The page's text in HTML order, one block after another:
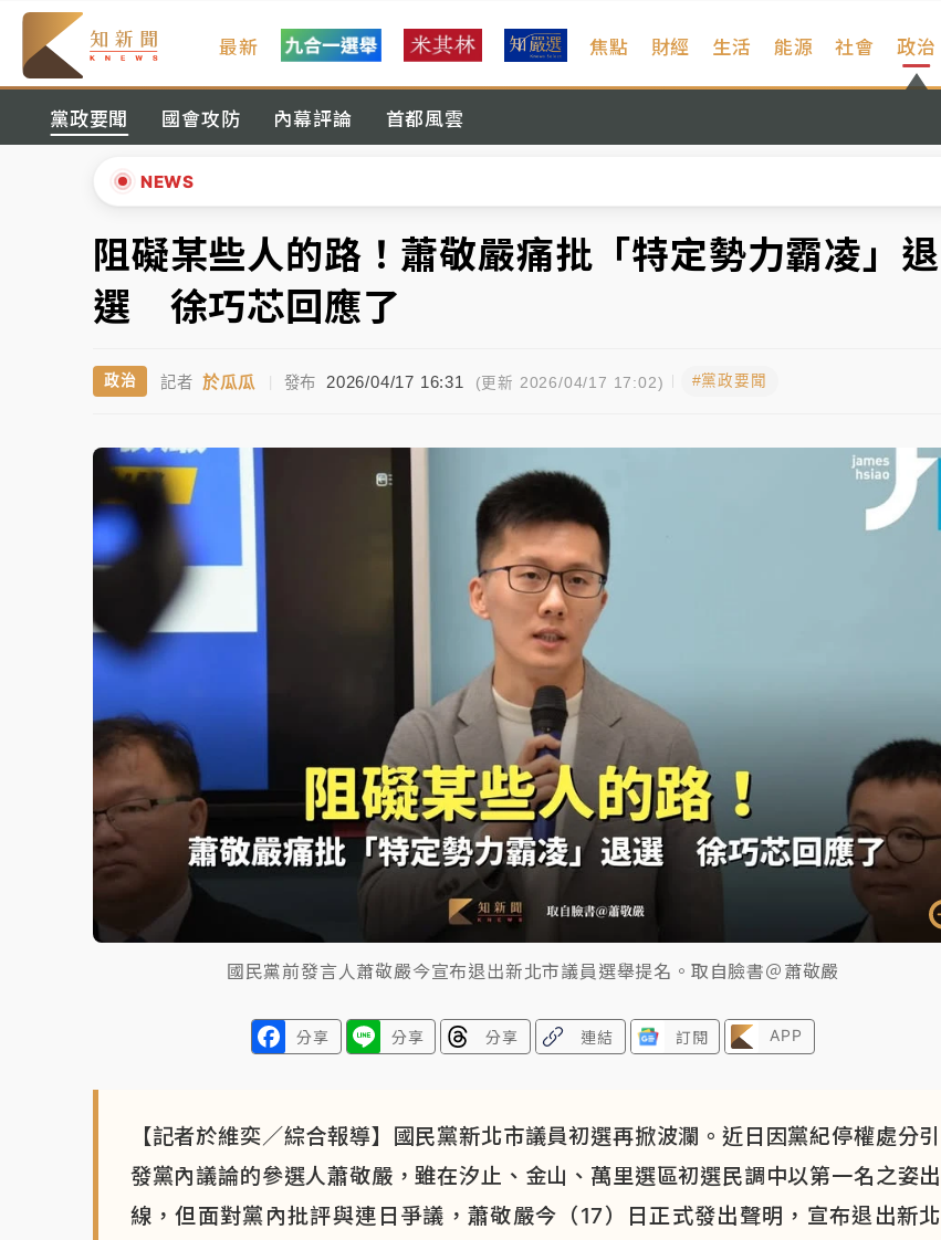
最新 焦點 財經 生活 能源 社會 政治
黨政要聞 國會攻防 內幕評論 首都風雲
NEWS
日職｜ 林安可狀態正好卻因左膝疼痛下二軍 日媒感嘆「好事多磨」
韓股最壞時期已過？大摩估去槓桿完成逾半 波動率降至2個月低
「白海豚」雨炸新北！通報109件災情 侯友宜揭這類災損最多
白海豚挾豪雨狂炸新北！時雨量破百毫米 水塔、雨棚砸落毀車
日職｜ 林安可狀態正好卻因左膝疼痛下二軍 日媒感嘆「好事多磨」
「白海豚」雨炸新北！通報109件災情 侯友宜揭這類災損最多
白海豚挾豪雨狂炸新北！時雨量破百毫米 水塔、雨棚砸落毀車
▲
▼
阻礙某些人的路！蕭敬嚴痛批「特定勢力霸凌」退
選 徐巧芯回應了
政治 記者 於瓜瓜 | 發布 2026/04/17 16:31 (更新 2026/04/17 17:02) #黨政要聞
國民黨前發言人蕭敬嚴今宣布退出新北市議員選舉提名。取自臉書＠蕭敬嚴
分享 分享 分享 連結 訂閱 APP
【記者於維奕／綜合報導】國民黨新北市議員初選再掀波瀾。近日因黨紀停權處分引
發黨內議論的參選人蕭敬嚴，雖在汐止、金山、萬里選區初選民調中以第一名之姿出
線，但面對黨內批評與連日爭議，蕭敬嚴今（17）日正式發出聲明，宣布退出新北